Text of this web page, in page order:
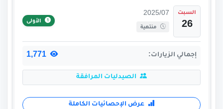
السبت
26
2025/07
منتهية
الأولى
إجمالي الزيارات:
الصيدليات المرافقة
عرض الإحصائيات الكاملة